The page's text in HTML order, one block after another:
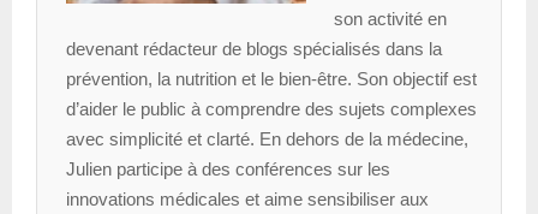
son activité en
devenant rédacteur de blogs spécialisés dans la
prévention, la nutrition et le bien-être. Son objectif est
d’aider le public à comprendre des sujets complexes
avec simplicité et clarté. En dehors de la médecine,
Julien participe à des conférences sur les
innovations médicales et aime sensibiliser aux